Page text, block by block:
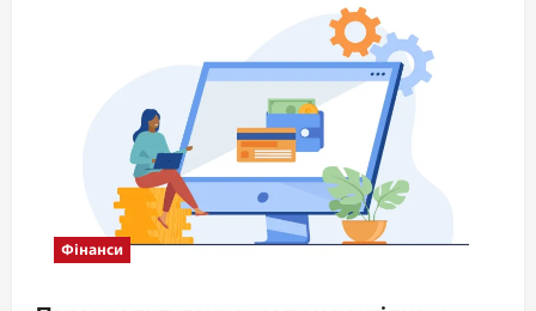
Фінанси